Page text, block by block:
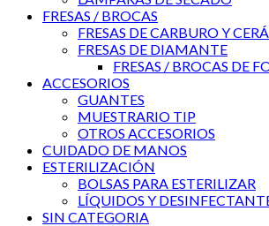
FRESAS / BROCAS
FRESAS DE CARBURO Y
FRESAS DE DIAMANTE
FRESAS / BROCAS DE
ACCESORIOS
GUANTES
MUESTRARIO TIP
OTROS ACCESORIOS
CUIDADO DE MANOS
ESTERILIZACIÓN
BOLSAS PARA ESTERILIZAR
LÍQUIDOS Y
SIN CATEGORIA